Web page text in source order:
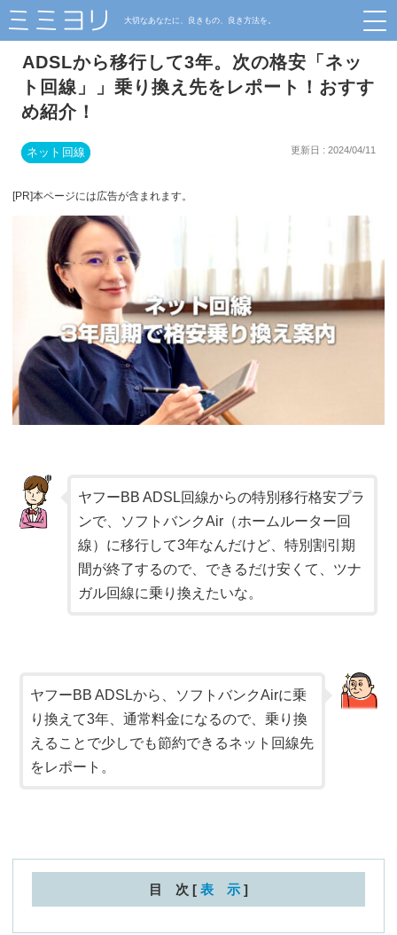
大切なあなたに、良きもの、良き方法を。
ADSLから移行して3年。次の格安「ネッ
ト回線」」乗り換え先をレポート！おすす
め紹介！
ネット回線 更新日 : 2024/04/11
[PR]本ページには広告が含まれます。
ヤフーBB ADSL回線からの特別移行格安プラ
ンで、ソフトバンクAir（ホームルーター回
線）に移行して3年なんだけど、特別割引期
間が終了するので、できるだけ安くて、ツナ
ガル回線に乗り換えたいな。
ヤフーBB ADSLから、ソフトバンクAirに乗
り換えて3年、通常料金になるので、乗り換
えることで少しでも節約できるネット回線先
をレポート。
目 次 [ 表 示 ]